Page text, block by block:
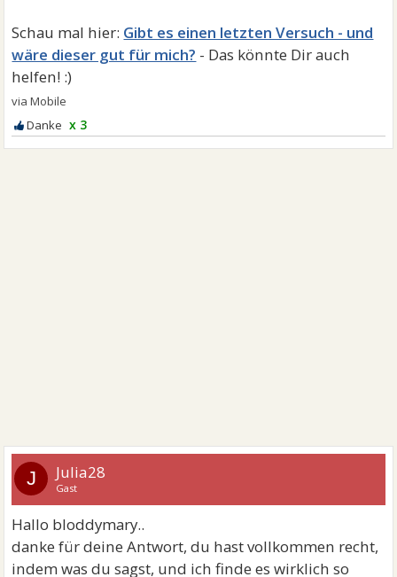
Gibt es einen letzten Versuch - und
wäre dieser gut für mich?
x 3
J Julia28
Gast
Hallo bloddymary..
danke für deine Antwort, du hast vollkommen recht,
indem was du sagst, und ich finde es wirklich so